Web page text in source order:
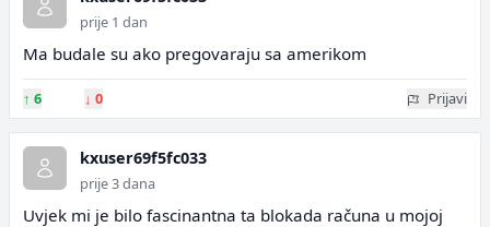
prije 1 dan
Ma budale su ako pregovaraju sa amerikom
↑ 6 ↓ 0 Prijavi
kxuser69f5fc033
prije 3 dana
Uvjek mi je bilo fascinantna ta blokada računa u mojoj